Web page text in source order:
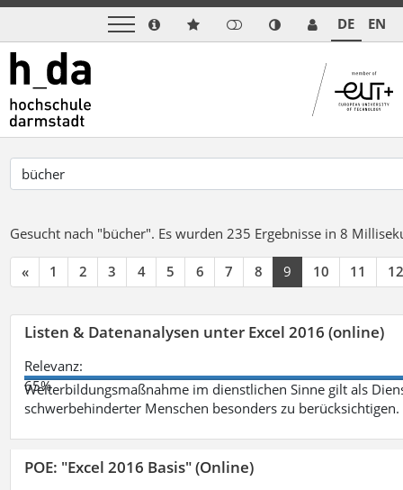
DE EN
Gesucht nach "bücher". Es wurden 235 Ergebnisse in 8
« 1 2 3 4 5 6 7 8 9 10 11 12
Listen & Datenanalysen unter Excel 2016 (online)
Relevanz:
65%
Weiterbildungsmaßnahme im dienstlichen Sinne gilt als
schwerbehinderter Menschen besonders zu berücksichtigen.
POE: "Excel 2016 Basis" (Online)